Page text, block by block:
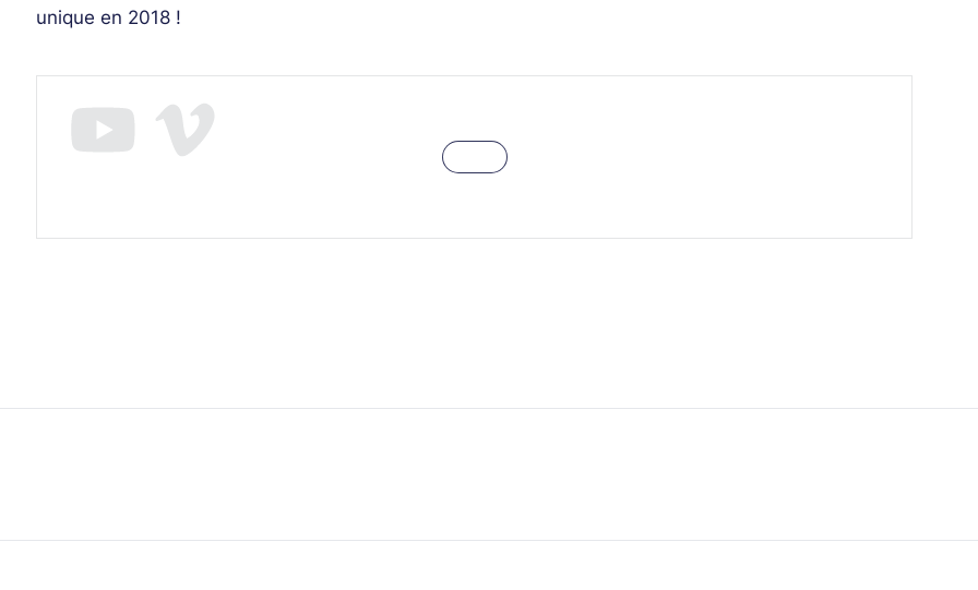
unique en 2018 !